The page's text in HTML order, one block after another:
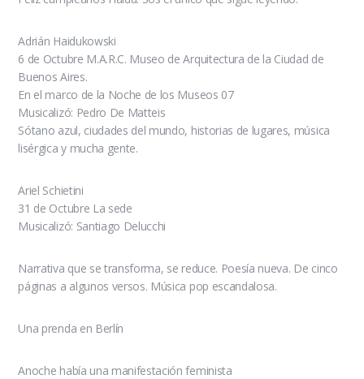
Adrián Haidukowski
6 de Octubre M.A.R.C. Museo de Arquitectura de la Ciudad de
Buenos Aires.
En el marco de la Noche de los Museos 07
Musicalizó: Pedro De Matteis
Sótano azul, ciudades del mundo, historias de lugares, música
lisérgica y mucha gente.
Ariel Schietini
31 de Octubre La sede
Musicalizó: Santiago Delucchi
Narrativa que se transforma, se reduce. Poesía nueva. De cinco
páginas a algunos versos. Música pop escandalosa.
Una prenda en Berlín
Anoche había una manifestación feminista